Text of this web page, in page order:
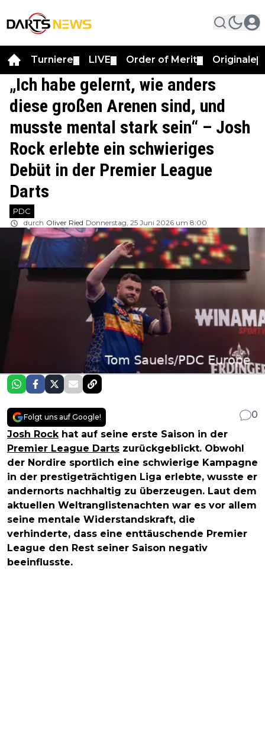
Turniere LIVE Order of Merit Originale
„Ich habe gelernt, wie anders
diese großen Arenen sind, und
musste mental stark sein“ – Josh
Rock erlebte ein schwieriges
Debüt in der Premier League
Darts
PDC
durch Oliver Ried Donnerstag, 25 Juni 2026 um 8:00
Folgt uns auf Google!
0
Josh Rock hat auf seine erste Saison in der
Premier League Darts zurückgeblickt. Obwohl
der Nordire sportlich eine schwierige Kampagne
in der prestigeträchtigen Liga erlebte, wusste er
andernorts nachhaltig zu überzeugen. Laut dem
aktuellen Weltranglistenachten war es vor allem
seine mentale Widerstandskraft, die
verhinderte, dass eine enttäuschende Premier
League den Rest seiner Saison negativ
beeinflusste.